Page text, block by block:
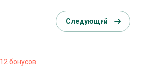
Следующий
12 бонусов